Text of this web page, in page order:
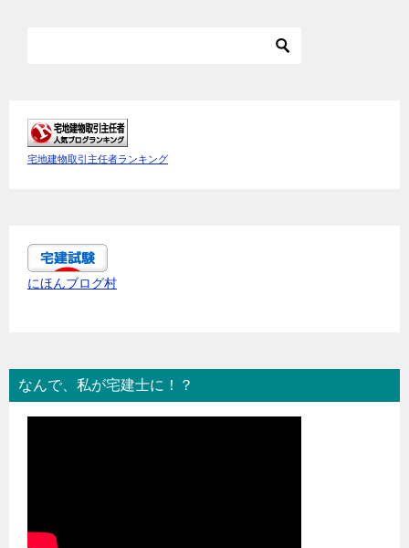
宅地建物取引主任者ランキング
にほんブログ村
なんで、私が宅建士に！？